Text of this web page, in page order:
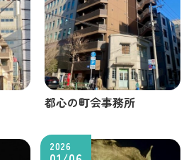
都心の町会事務所
2026